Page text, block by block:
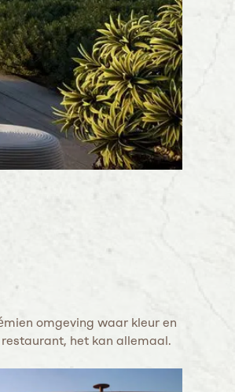
omgeving waar kleur en
het kan allemaal.